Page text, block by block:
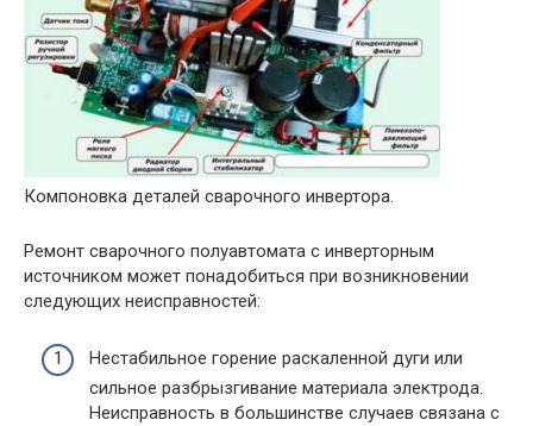
Компоновка деталей сварочного инвертора.
Ремонт сварочного полуавтомата с инверторным
источником может понадобиться при возникновении
следующих неисправностей:
Нестабильное горение раскаленной дуги или
сильное разбрызгивание материала электрода.
Неисправность в большинстве случаев связана с